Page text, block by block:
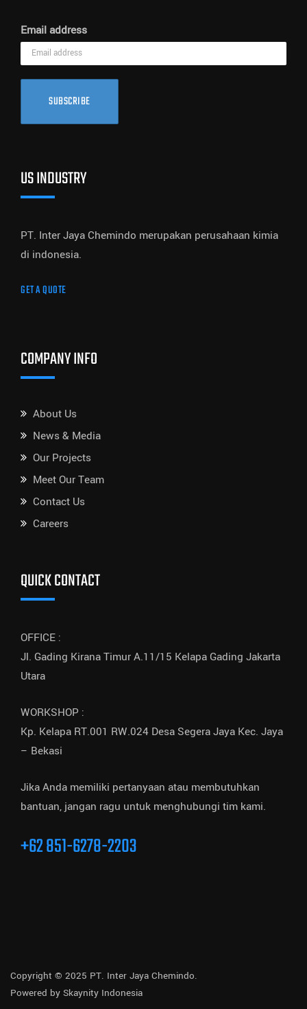
Email address
SUBSCRIBE
US INDUSTRY
PT. Inter Jaya Chemindo merupakan perusahaan kimia
di indonesia.
GET A QUOTE
COMPANY INFO
About Us
News & Media
Our Projects
Meet Our Team
Contact Us
Careers
QUICK CONTACT
OFFICE :
Jl. Gading Kirana Timur A.11/15 Kelapa Gading Jakarta
Utara
WORKSHOP :
Kp. Kelapa RT.001 RW.024 Desa Segera Jaya Kec. Jaya
– Bekasi
Jika Anda memiliki pertanyaan atau membutuhkan
bantuan, jangan ragu untuk menghubungi tim kami.
+62 851-6278-2203
Copyright © 2025 PT. Inter Jaya Chemindo.
Powered by Skaynity Indonesia